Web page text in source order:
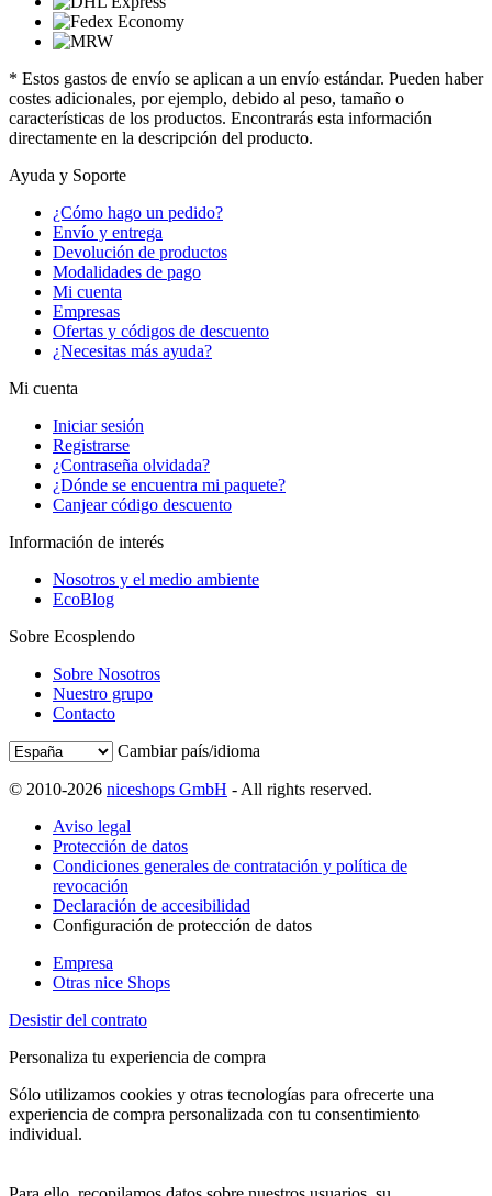
* Estos gastos de envío se aplican a un envío estándar. Pueden haber
costes adicionales, por ejemplo, debido al peso, tamaño o
características de los productos. Encontrarás esta información
directamente en la descripción del producto.
Ayuda y Soporte
¿Cómo hago un pedido?
Envío y entrega
Devolución de productos
Modalidades de pago
Mi cuenta
Empresas
Ofertas y códigos de descuento
¿Necesitas más ayuda?
Mi cuenta
Iniciar sesión
Registrarse
¿Contraseña olvidada?
¿Dónde se encuentra mi paquete?
Canjear código descuento
Información de interés
Nosotros y el medio ambiente
EcoBlog
Sobre Ecosplendo
Sobre Nosotros
Nuestro grupo
Contacto
Cambiar país/idioma
© 2010-2026 niceshops GmbH - All rights reserved.
Aviso legal
Protección de datos
Condiciones generales de contratación y política de
revocación
Declaración de accesibilidad
Configuración de protección de datos
Empresa
Otras nice Shops
Desistir del contrato
Personaliza tu experiencia de compra
Sólo utilizamos cookies y otras tecnologías para ofrecerte una
experiencia de compra personalizada con tu consentimiento
individual.